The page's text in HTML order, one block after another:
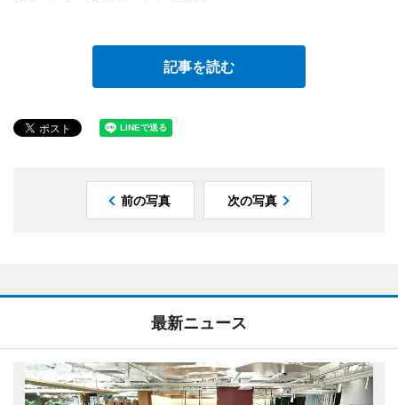
記事を読む
前の写真 次の写真
最新ニュース